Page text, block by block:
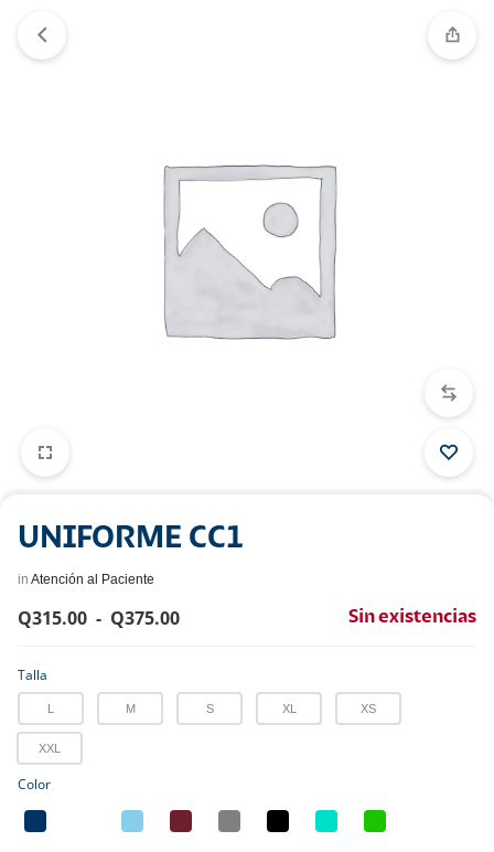
UNIFORME CC1
in Atención al Paciente
Q315.00 - Q375.00 Sin existencias
Talla
L M S XL XS
XXL
Color